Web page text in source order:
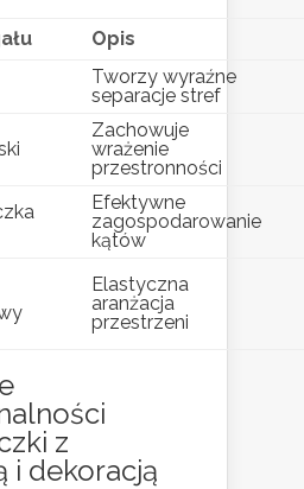
Opis
Tworzy wyraźne
separacje stref
Zachowuje
wrażenie
przestronności
Efektywne
zagospodarowanie
kątów
Elastyczna
aranżacja
przestrzeni
z
i dekoracją